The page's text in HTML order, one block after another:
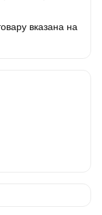
вказана на